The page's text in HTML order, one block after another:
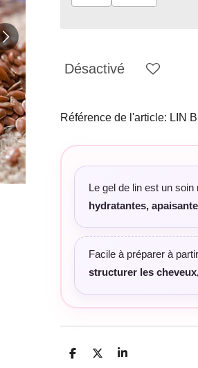
Désactivé
Référence de l'article: LIN
Le gel de lin est un
hydratantes,
Facile à préparer à
structurer les
P
P
P